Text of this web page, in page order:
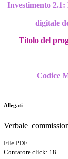
Investimento
digitale
Titolo del
Codice
Allegati
File PDF
Contatore click: 18